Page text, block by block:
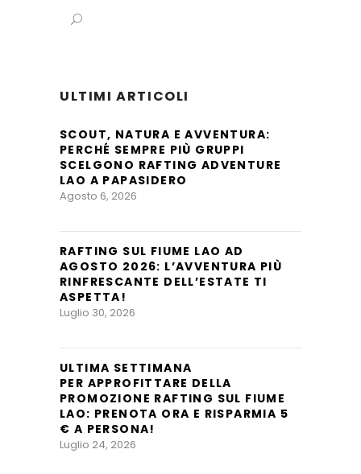
ULTIMI ARTICOLI
SCOUT, NATURA E AVVENTURA:
PERCHÉ SEMPRE PIÙ GRUPPI
SCELGONO RAFTING ADVENTURE
LAO A PAPASIDERO
Agosto 6, 2026
RAFTING SUL FIUME LAO AD
AGOSTO 2026: L’AVVENTURA PIÙ
RINFRESCANTE DELL’ESTATE TI
ASPETTA!
Luglio 30, 2026
ULTIMA SETTIMANA
PER APPROFITTARE DELLA
PROMOZIONE RAFTING SUL FIUME
LAO: PRENOTA ORA E RISPARMIA 5
€ A PERSONA!
Luglio 24, 2026